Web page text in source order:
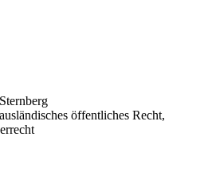
öffentliches Recht,